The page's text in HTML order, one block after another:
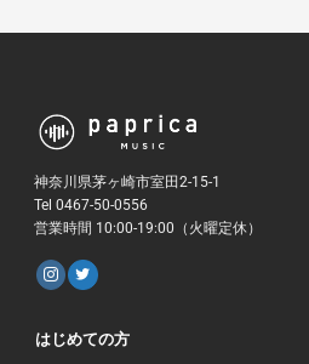
神奈川県茅ヶ崎市室田2-15-1
Tel 0467-50-0556
営業時間 10:00-19:00（火曜定休）
はじめての方